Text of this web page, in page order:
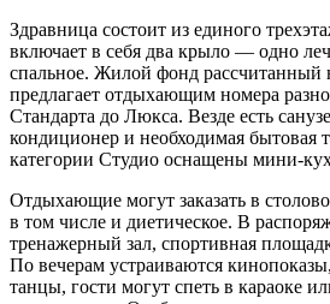
Здравница состоит из единого
включает в себя два крыло — одно
спальное. Жилой фонд рассчитанный
предлагает отдыхающим номера
Стандарта до Люкса. Везде есть
кондиционер и необходимая бытовая
категории Студио оснащены мини-
Отдыхающие могут заказать в
в том числе и диетическое. В
тренажерный зал, спортивная
По вечерам устраиваются
танцы, гости могут спеть в караоке